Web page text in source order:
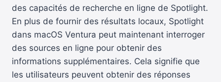
des capacités de recherche en ligne de Spotlight.
En plus de fournir des résultats locaux, Spotlight
dans macOS Ventura peut maintenant interroger
des sources en ligne pour obtenir des
informations supplémentaires. Cela signifie que
les utilisateurs peuvent obtenir des réponses